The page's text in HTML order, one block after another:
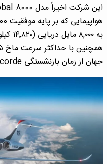
جهان از زمان بازنشستگی Concorde محسوب می‌شود.